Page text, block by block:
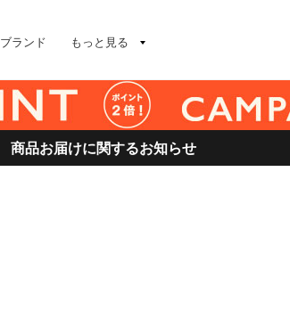
ブランド もっと見る
商品お届けに関するお知らせ